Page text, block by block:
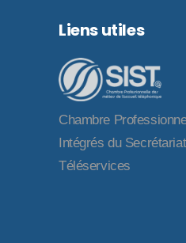
Liens utiles
Chambre
Intégrés du
Téléservices